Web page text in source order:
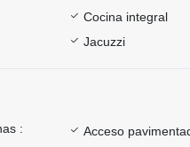
Cocina integral
Jacuzzi
: Acceso